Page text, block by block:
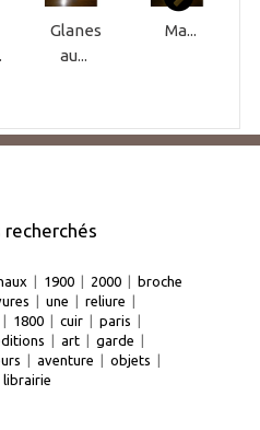
Glanes
au...
Ma...
recherchés
1900 2000
broche
une reliure
1800 cuir paris
art garde
aventure objets
librairie